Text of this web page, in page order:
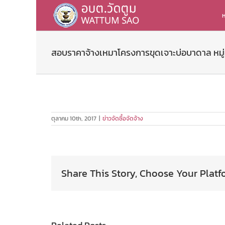
สอบราคาจ้างเหมาโครงการขุดเจาะบ่อบาดาล
ตุลาคม 10th, 2017 | ข่าวจัดซื้อจัดจ้าง
Share This Story, Choose Your